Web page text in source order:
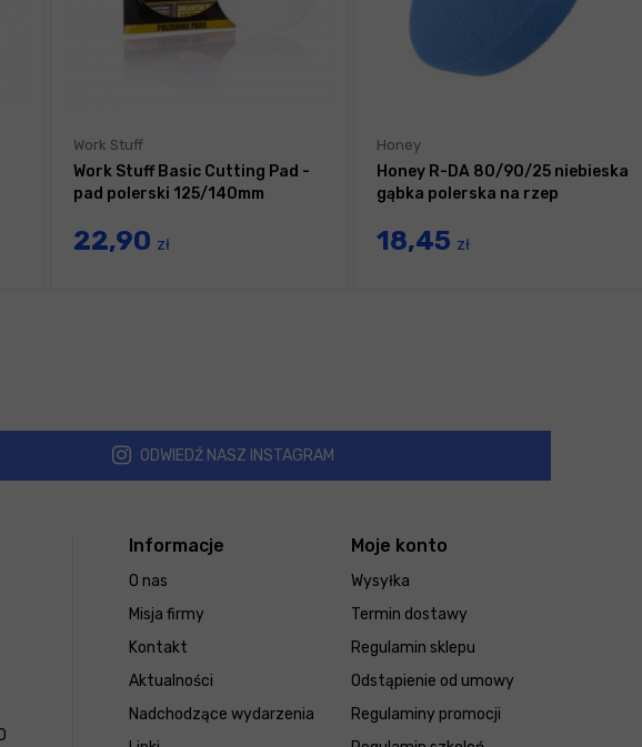
Work Stuff
Work Stuff Basic Cutting Pad -
pad polerski 125/140mm
22,90 zł
Honey
Honey R-DA 80/90/25 niebieska
gąbka polerska na rzep
18,45 zł
ODWIEDŹ NASZ INSTAGRAM
Informacje
O nas
Misja firmy
Kontakt
Aktualności
Nadchodzące wydarzenia
Moje konto
Wysyłka
Termin dostawy
Regulamin sklepu
Odstąpienie od umowy
Regulaminy promocji